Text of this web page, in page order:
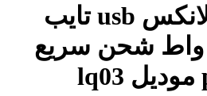
شاحن سيارة لانكس usb تايب
سي بقدرة 30 واط شحن سريع